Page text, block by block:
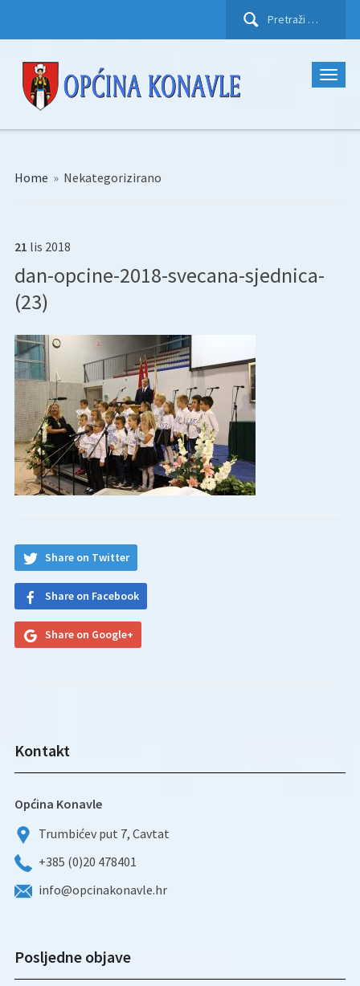
Pretraži:
Home » Nekategorizirano
21 lis 2018
dan-opcine-2018-svecana-sjednica-
(23)
Share on Twitter
Share on Facebook
Share on Google+
Kontakt
Općina Konavle
Trumbićev put 7, Cavtat
+385 (0)20 478401
info@opcinakonavle.hr
Posljedne objave